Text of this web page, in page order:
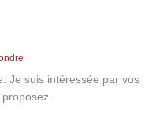
Je suis intéressée par vos